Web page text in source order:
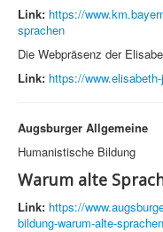
Link: https://
sprachen
Die Webpräsenz der
Link: https://
Augsburger Allgemeine
Humanistische Bildung
Warum alte
Link: https://
bildung-warum-alte-